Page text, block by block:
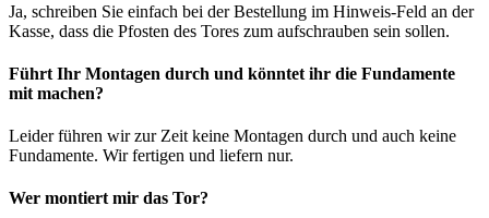
Ja, schreiben Sie einfach bei der Bestellung im Hinweis-Feld an der
Kasse, dass die Pfosten des Tores zum aufschrauben sein sollen.
Führt Ihr Montagen durch und könntet ihr die Fundamente
mit machen?
Leider führen wir zur Zeit keine Montagen durch und auch keine
Fundamente. Wir fertigen und liefern nur.
Wer montiert mir das Tor?